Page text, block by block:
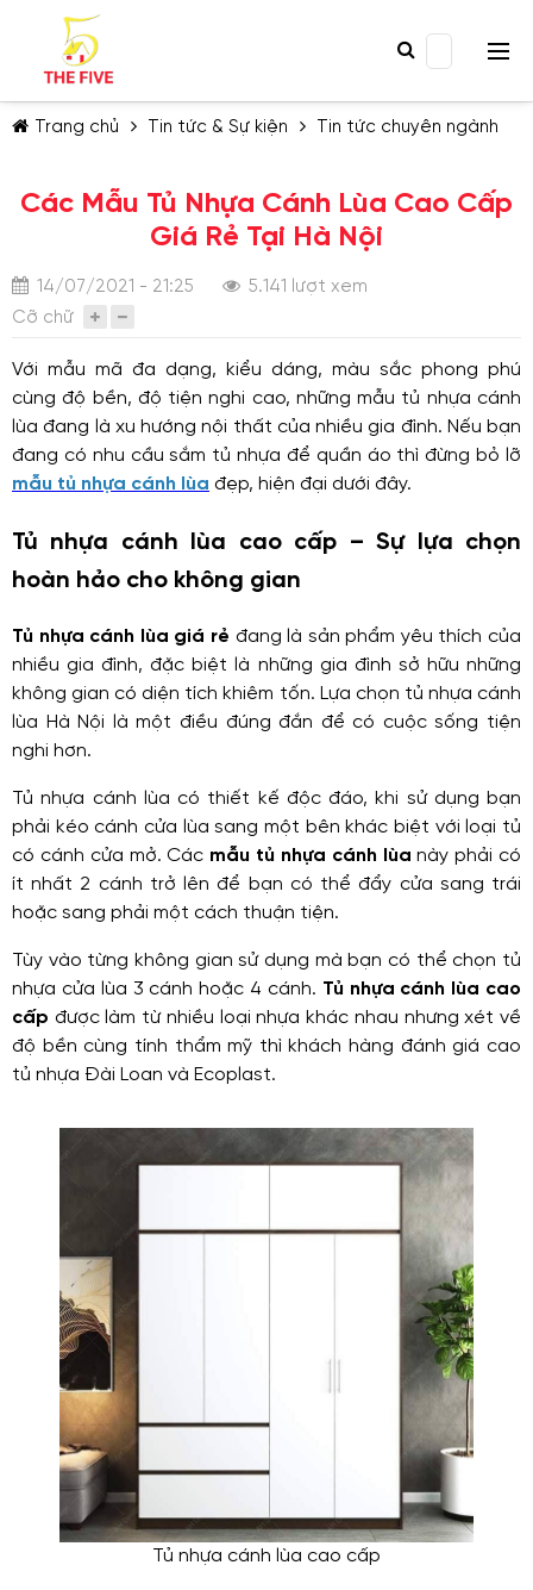
TIẾP TỤC MUA HÀNG
Trang chủ Tin tức & Sự kiện Tin tức chuyên ngành
Các Mẫu Tủ Nhựa Cánh Lùa Cao Cấp
Giá Rẻ Tại Hà Nội
14/07/2021 - 21:25
5.141 lượt xem
Cỡ chữ
Với mẫu mã đa dạng, kiểu dáng, màu sắc phong phú
cùng độ bền, độ tiện nghi cao, những mẫu tủ nhựa cánh
lùa đang là xu hướng nội thất của nhiều gia đình. Nếu bạn
đang có nhu cầu sắm tủ nhựa để quần áo thì đừng bỏ lỡ
mẫu tủ nhựa cánh lùa đẹp, hiện đại dưới đây.
Tủ nhựa cánh lùa cao cấp – Sự lựa chọn
hoàn hảo cho không gian
Tủ nhựa cánh lùa giá rẻ đang là sản phẩm yêu thích của
nhiều gia đình, đặc biệt là những gia đình sở hữu những
không gian có diện tích khiêm tốn. Lựa chọn tủ nhựa cánh
lùa Hà Nội là một điều đúng đắn để có cuộc sống tiện
nghi hơn.
Tủ nhựa cánh lùa có thiết kế độc đáo, khi sử dụng bạn
phải kéo cánh cửa lùa sang một bên khác biệt với loại tủ
có cánh cửa mở. Các mẫu tủ nhựa cánh lùa này phải có
ít nhất 2 cánh trở lên để bạn có thể đẩy cửa sang trái
hoặc sang phải một cách thuận tiện.
Tùy vào từng không gian sử dụng mà bạn có thể chọn tủ
nhựa cửa lùa 3 cánh hoặc 4 cánh. Tủ nhựa cánh lùa cao
cấp được làm từ nhiều loại nhựa khác nhau nhưng xét về
độ bền cùng tính thẩm mỹ thì khách hàng đánh giá cao
tủ nhựa Đài Loan và Ecoplast.
Tủ nhựa cánh lùa cao cấp